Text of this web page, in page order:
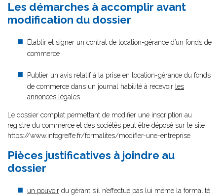
Les démarches à accomplir avant
modification du dossier
Établir et signer un contrat de location-gérance d’un fonds de
commerce
Publier un avis relatif à la prise en location-gérance du fonds
de commerce dans un journal habilité à recevoir les
annonces légales
Le dossier complet permettant de modifier une inscription au
registre du commerce et des sociétés peut être déposé sur le site
https://www.infogreffe.fr/formalites/modifier-une-entreprise
Pièces justificatives à joindre au
dossier
un pouvoir du gérant s’il n’effectue pas lui même la formalité